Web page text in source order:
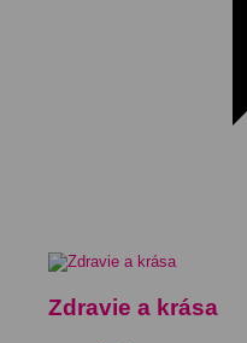
Zdravie a krása